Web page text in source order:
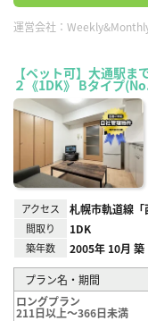
運営会社：
【ペット可】大通駅
２《1DK》 Bタイプ
アクセス 札幌市軌道線
間取り 1DK
築年数 2005年 10月 築
プラン名・期間
ロングプラン
211日以上～366日未満